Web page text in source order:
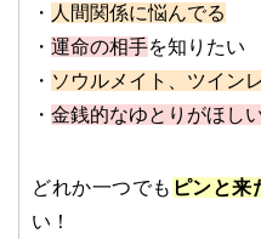
・ 人間関係に悩んでる
・ 運命の相手を知りたい
・ ソウルメイト、ツイン
・ 金銭的なゆとりがほし
どれか一つでも ピンと来
い！